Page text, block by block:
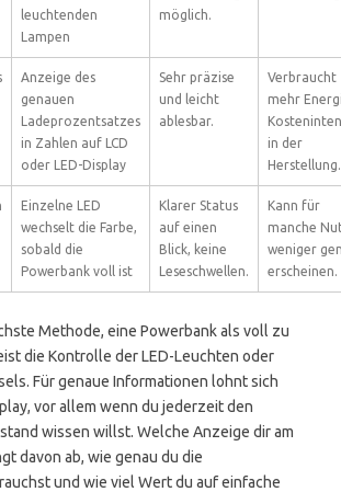
leuchtenden
Lampen
möglich.
Anzeige des
genauen
Ladeprozentsatzes
in Zahlen auf LCD
oder LED-Display
Sehr präzise
und leicht
ablesbar.
Verbraucht
mehr
in der
Herstellung.
Einzelne LED
wechselt die Farbe,
sobald die
Powerbank voll ist
Klarer Status
auf einen
Blick, keine
Leseschwellen.
Kann für
manche
weniger
erscheinen.
Methode, eine Powerbank als voll zu
die Kontrolle der LED-Leuchten oder
Für genaue Informationen lohnt sich
vor allem wenn du jederzeit den
wissen willst. Welche Anzeige dir am
davon ab, wie genau du die
und wie viel Wert du auf einfache